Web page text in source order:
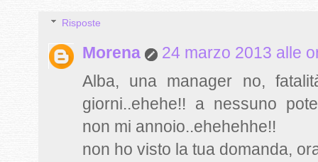
Risposte
Morena
24 marzo 2013 alle
Alba, una manager no,
giorni..ehehe!! a nessuno
non mi annoio..ehehehhe!!
non ho visto la tua domanda,